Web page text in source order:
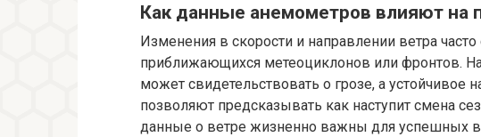
Как данные анемометров влияют на
Изменения в скорости и направлении ветра
приближающихся метеоциклонов или фронтов.
может свидетельствовать о грозе, а устойчивое
позволяют предсказывать как наступит смена
данные о ветре жизненно важны для успешных